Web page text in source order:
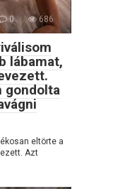
0 686
lábamat,
gondolta
eltörte a
Azt